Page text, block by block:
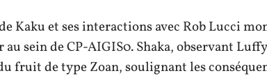
Kaku et ses interactions avec Rob Lucci
au sein de CP-AIGIS0. Shaka, observant
fruit de type Zoan, soulignant les